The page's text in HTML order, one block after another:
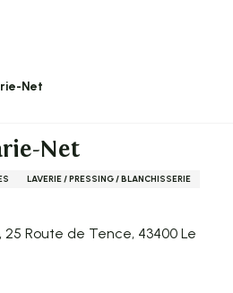
Net
Net
LAVERIE / PRESSING / BLANCHISSERIE
Route de Tence, 43400 Le